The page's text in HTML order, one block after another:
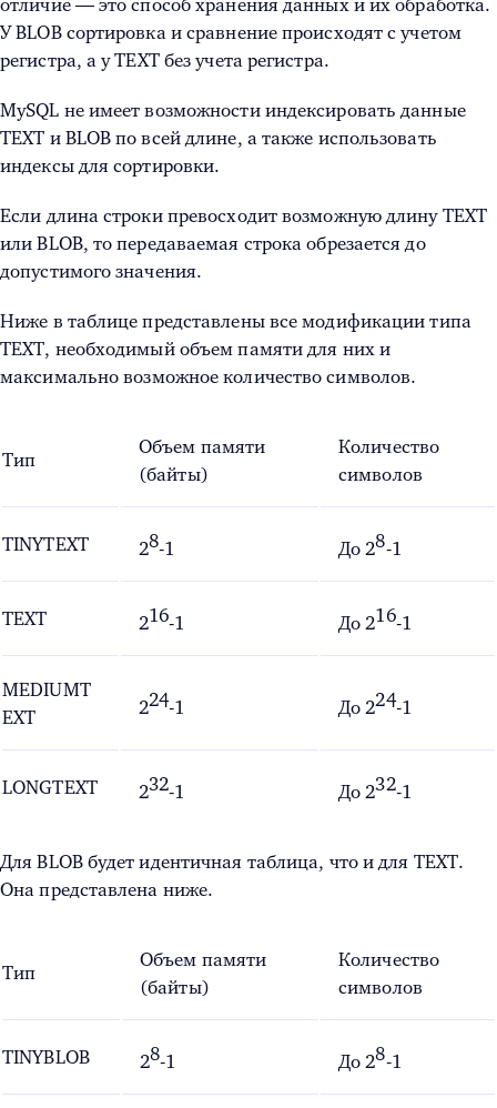
отличие — это способ хранения данных и их обработка.
У BLOB сортировка и сравнение происходят с учетом
регистра, а у TEXT без учета регистра.
MySQL не имеет возможности индексировать данные
TEXT и BLOB по всей длине, а также использовать
индексы для сортировки.
Если длина строки превосходит возможную длину TEXT
или BLOB, то передаваемая строка обрезается до
допустимого значения.
Ниже в таблице представлены все модификации типа
TEXT, необходимый объем памяти для них и
максимально возможное количество символов.
Тип
Объем памяти
(байты)
Количество
символов
TINYTEXT 28-1 До 28-1
TEXT 216-1 До 216-1
MEDIUMT
EXT
224-1 До 224-1
LONGTEXT 232-1 До 232-1
Для BLOB будет идентичная таблица, что и для TEXT.
Она представлена ниже.
Тип
Объем памяти
(байты)
Количество
символов
TINYBLOB 28-1 До 28-1